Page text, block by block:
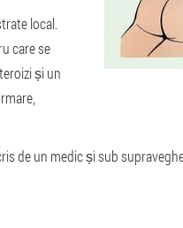
local.
care se
și un
de un medic și sub